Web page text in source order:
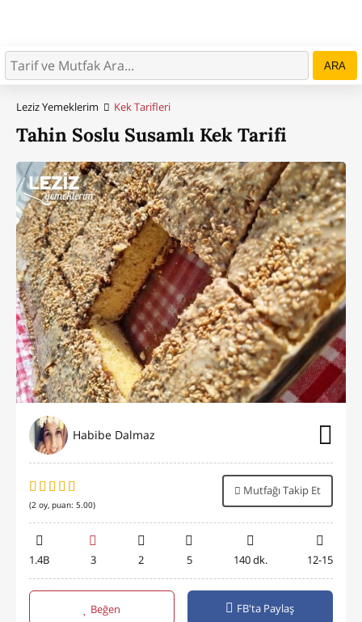
ARA
Leziz Yemeklerim Kek Tarifleri
Tahin Soslu Susamlı Kek Tarifi
Habibe Dalmaz
(2 oy, puan: 5.00)
Mutfağı Takip Et
1.4B 3 2 5 140 dk. 12-15
Beğen FB'ta Paylaş